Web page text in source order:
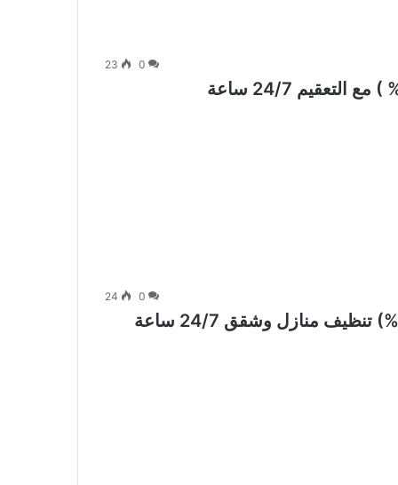
0
23
0
24